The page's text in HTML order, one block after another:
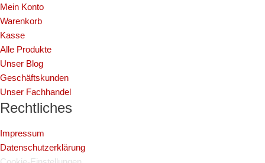
Mein Konto
Warenkorb
Kasse
Alle Produkte
Unser Blog
Geschäftskunden
Unser Fachhandel
Rechtliches
Impressum
Datenschutzerklärung